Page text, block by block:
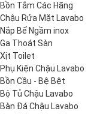
Bồn Tắm Các Hãng
Chậu Rửa Mặt Lavabo
Nắp Bể Ngầm inox
Ga Thoát Sàn
Xịt Toilet
Phụ Kiện Chậu Lavabo
Bồn Cầu - Bệ Bệt
Bộ Tủ Chậu Lavabo
Bàn Đá Chậu Lavabo